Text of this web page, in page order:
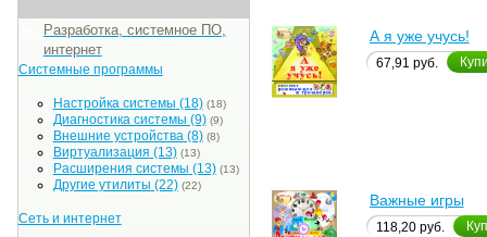
А я уже учусь!
67,91 руб.
Важные игры
118,20 руб.
Разработка, системное ПО,
интернет
Системные программы
Настройка системы (18) (18)
Диагностика системы (9) (9)
Внешние устройства(8) (8)
Виртуализация (13) (13)
Расширения системы (13) (13)
Другие утилиты (22) (22)
Сеть и интернет